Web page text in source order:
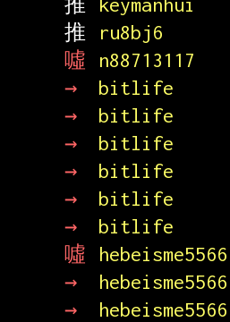
推
ru8bj6
噓
n88713117
→
bitlife
→
bitlife
→
bitlife
→
bitlife
→
bitlife
→
bitlife
噓
hebeisme5566
→
hebeisme5566
→
hebeisme5566